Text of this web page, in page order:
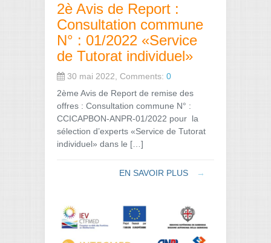
2è Avis de Report :
Consultation commune
N° : 01/2022 «Service
de Tutorat individuel»
30 mai 2022, Comments: 0
2ème Avis de Report de remise des
offres : Consultation commune N° :
CCICAPBON-ANPR-01/2022 pour la
sélection d’experts «Service de Tutorat
individuel» dans le […]
EN SAVOIR PLUS →